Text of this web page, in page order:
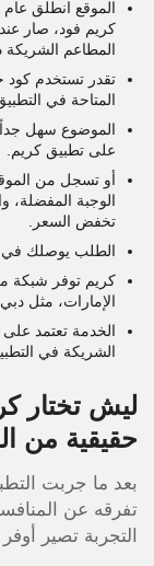
كريم فود، صار
المطاعم الشريكة
تقدر تستخدم
المتاحة في
الموضوع سهل
على تطبيق كريم.
أو تسجل من
الوجبة
تخفض السعر.
الطلب يوصلك في
كريم توفر شبكة
الإمارات، مثل
الخدمة تعتمد
الشريكة في
ليش تختار
حقيقية من
بعد ما جربت
تفرقه عن
التجربة تصير